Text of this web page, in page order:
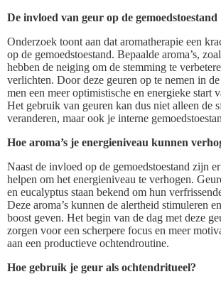
De invloed van geur op de gemoedstoestand
Onderzoek toont aan dat aromatherapie een
op de gemoedstoestand. Bepaalde aroma’s,
hebben de neiging om de stemming te
verlichten. Door deze geuren op te nemen in
men een meer optimistische en energieke start
Het gebruik van geuren kan dus niet alleen de
veranderen, maar ook je interne
Hoe aroma’s je energieniveau kunnen
Naast de invloed op de gemoedstoestand zijn
helpen om het energieniveau te verhogen.
en eucalyptus staan bekend om hun
Deze aroma’s kunnen de alertheid stimuleren
boost geven. Het begin van de dag met deze
zorgen voor een scherpere focus en meer
aan een productieve ochtendroutine.
Hoe gebruik je geur als ochtendritueel?